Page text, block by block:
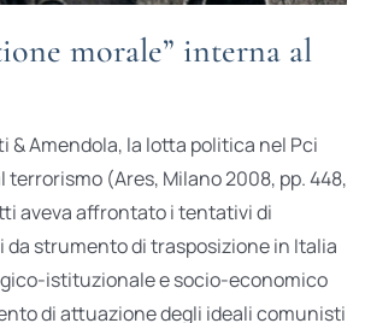
morale” interna al
& Amendola, la lotta politica nel Pci
terrorismo (Ares, Milano 2008, pp. 448,
aveva affrontato i tentativi di
da strumento di trasposizione in Italia
istituzionale e socio-economico
di attuazione degli ideali comunisti